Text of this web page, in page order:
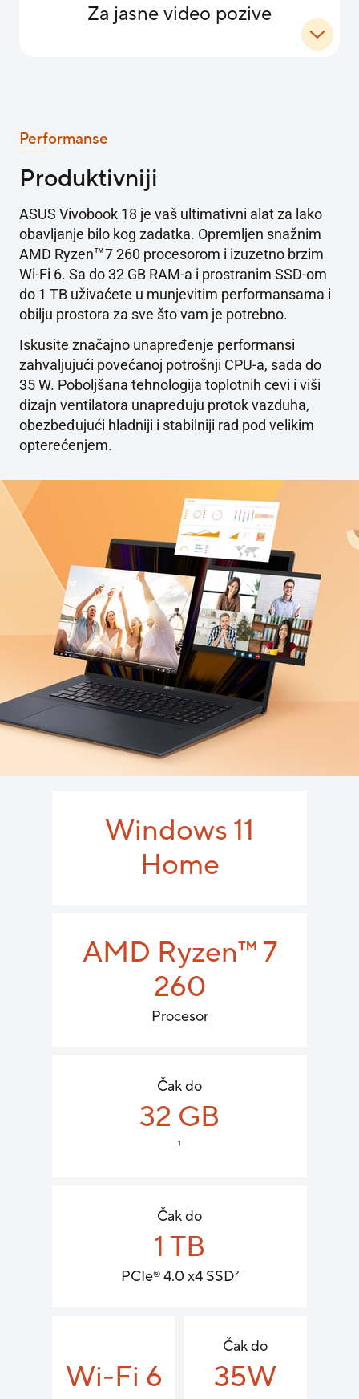
Za jasne video pozive
Performanse
Produktivniji
ASUS Vivobook 18 je vaš ultimativni alat za lako
obavljanje bilo kog zadatka. Opremljen snažnim
AMD Ryzen™7 260 procesorom i izuzetno brzim
Wi-Fi 6. Sa do 32 GB RAM-a i prostranim SSD-om
do 1 TB uživaćete u munjevitim performansama i
obilju prostora za sve što vam je potrebno.
Iskusite značajno unapređenje performansi
zahvaljujući povećanoj potrošnji CPU-a, sada do
35 W. Poboljšana tehnologija toplotnih cevi i viši
dizajn ventilatora unapređuju protok vazduha,
obezbeđujući hladniji i stabilniji rad pod velikim
opterećenjem.
Windows 11
Home
AMD Ryzen™7
260
Procesor
Čak do
32 GB
1
Čak do
1 TB
PCIe®4.0 x4 SSD2
Wi-Fi 6
Čak do
35W